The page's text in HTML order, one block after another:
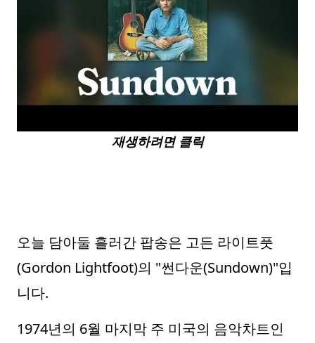
재생하려면 클릭
오늘 담아둘 흘러간 팝송은 고든 라이트풋
(Gordon Lightfoot)의 "썬다운(Sundown)"입
니다.
1974년의 6월 마지막 주 미국의 음악차트인